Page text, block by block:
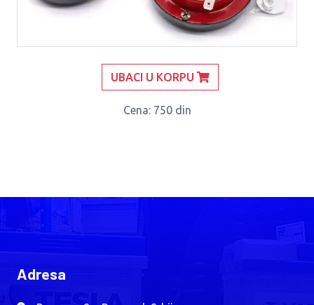
UBACI U KORPU
Cena: 750 din
Adresa